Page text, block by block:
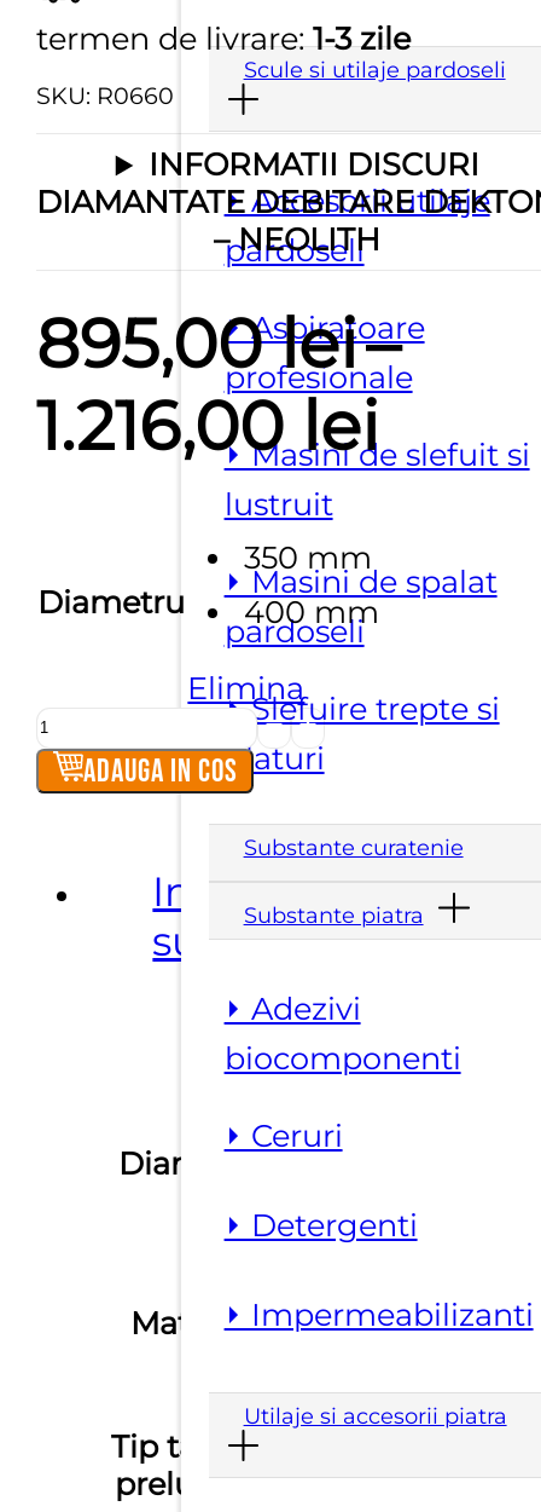
Scule si utilaje pardoseli
⏵ Accesorii utilaje
pardoseli
⏵ Aspiratoare
profesionale
⏵ Masini de slefuit si
lustruit
⏵ Masini de spalat
pardoseli
⏵ Slefuire trepte si
blaturi
Substante curatenie
Substante piatra
⏵ Adezivi
biocomponenti
⏵ Ceruri
⏵ Detergenti
⏵ Impermeabilizanti
Utilaje si accesorii piatra
termen de livrare:1-3 zile
SKU: R0660
INFORMATII DISCURI
DIAMANTATE DEBITARE
– NEOLITH
895,00lei–
1.216,00 lei
la
Diametru
350 mm
400 mm
Elimina
Cantitate
Discuri
diamantate
Adauga in cos
Informatii
suplimentare
Diametru 350 mm, 400
Material
Dekton,
Tip taiere /
prelucrare